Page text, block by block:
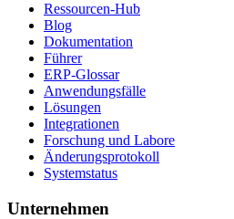
Ressourcen-Hub
Blog
Dokumentation
Führer
ERP-Glossar
Anwendungsfälle
Lösungen
Integrationen
Forschung und Labore
Änderungsprotokoll
Systemstatus
Unternehmen